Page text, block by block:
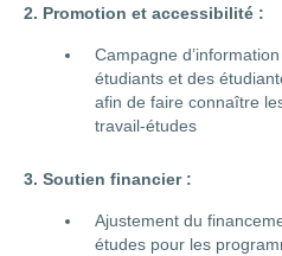
2. Promotion et accessibilité :
Campagne
étudiants et des
afin de faire connaître
travail-études
3. Soutien financier :
Ajustement du
études pour les